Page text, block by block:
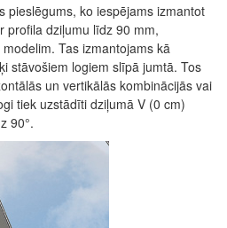
pieslēgums, ko iespējams izmantot
profila dziļumu līdz 90 mm,
Tas izmantojams kā
stāvošiem logiem slīpā jumtā. Tos
un vertikālās kombinācijās vai
tiek uzstādīti dziļumā V (0 cm)
90°.